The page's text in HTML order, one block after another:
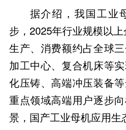
据介绍，我国工业
步，2025年行业规模以
生产、消费额约占全球
加工中心、复合机床等
化压铸、高端冲压装备
重点领域高端用户逐步
景，国产工业母机应用生